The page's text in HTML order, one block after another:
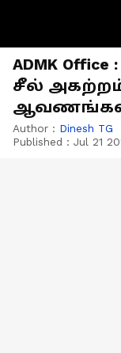
ADMK
சீல் அகற்றம்!
ஆவணங்கள்!-
மாயம் என
Author : Dinesh TG
Published : Jul 21